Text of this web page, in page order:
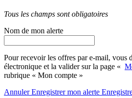
Tous les champs sont obligatoires
Nom de mon alerte
Pour recevoir les offres par e-mail, vous
électronique et la valider sur la page «
rubrique « Mon compte »
AnnulerEnregistrer mon alerte